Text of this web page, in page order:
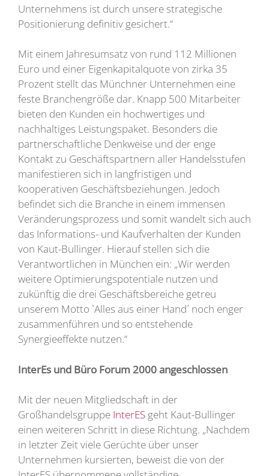
Unternehmens ist durch unsere strategische
Positionierung definitiv gesichert.“
Mit einem Jahresumsatz von rund 112 Millionen
Euro und einer Eigenkapitalquote von zirka 35
Prozent stellt das Münchner Unternehmen eine
feste Branchengröße dar. Knapp 500 Mitarbeiter
bieten den Kunden ein hochwertiges und
nachhaltiges Leistungspaket. Besonders die
partnerschaftliche Denkweise und der enge
Kontakt zu Geschäftspartnern aller Handelsstufen
manifestieren sich in langfristigen und
kooperativen Geschäftsbeziehungen. Jedoch
befindet sich die Branche in einem immensen
Veränderungsprozess und somit wandelt sich auch
das Informations- und Kaufverhalten der Kunden
von Kaut-Bullinger. Hierauf stellen sich die
Verantwortlichen in München ein: „Wir werden
weitere Optimierungspotentiale nutzen und
zukünftig die drei Geschäftsbereiche getreu
unserem Motto `Alles aus einer Hand´ noch enger
zusammenführen und so entstehende
Synergieeffekte nutzen.“
InterEs und Büro Forum 2000 angeschlossen
Mit der neuen Mitgliedschaft in der
Großhandelsgruppe InterES geht Kaut-Bullinger
einen weiteren Schritt in diese Richtung. „Nachdem
in letzter Zeit viele Gerüchte über unser
Unternehmen kursierten, beweist die von der